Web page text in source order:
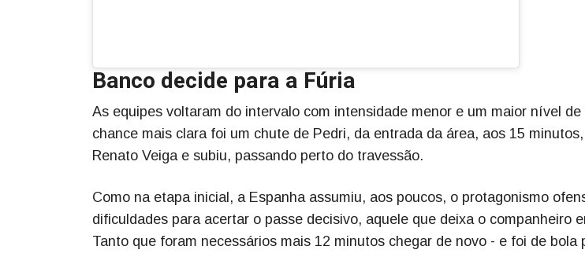
Banco decide para a Fúria
As equipes voltaram do intervalo com intensidade menor e um maior nível
chance mais clara foi um chute de Pedri, da entrada da área, aos 15
Renato Veiga e subiu, passando perto do travessão.
Como na etapa inicial, a Espanha assumiu, aos poucos, o protagonismo
dificuldades para acertar o passe decisivo, aquele que deixa o companheiro
Tanto que foram necessários mais 12 minutos chegar de novo - e foi de bola